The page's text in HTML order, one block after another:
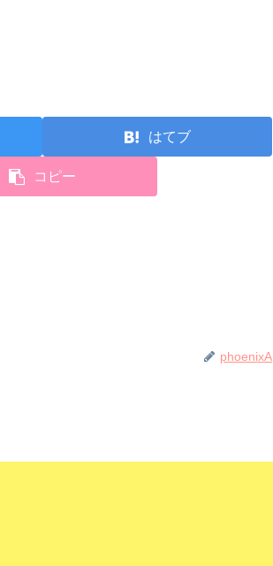
はてブ
コピー
phoenixA